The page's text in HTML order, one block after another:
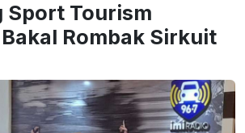
Sport Tourism
Rombak Sirkuit